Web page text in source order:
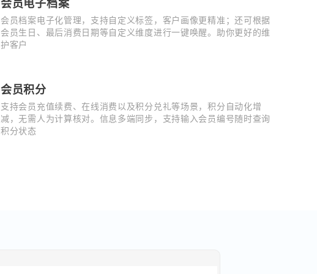
会员电子档案
会员档案电子化管理，支持自定义标签，客户画像更精准；还可根据
会员生日、最后消费日期等自定义维度进行一键唤醒。助你更好的维
护客户
会员积分
支持会员充值续费、在线消费以及积分兑礼等场景，积分自动化增
减，无需人为计算核对。信息多端同步，支持输入会员编号随时查询
积分状态